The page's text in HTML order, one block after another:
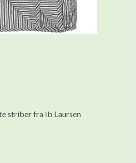
striber fra Ib Laursen